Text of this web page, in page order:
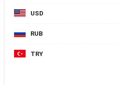
USD
RUB
TRY